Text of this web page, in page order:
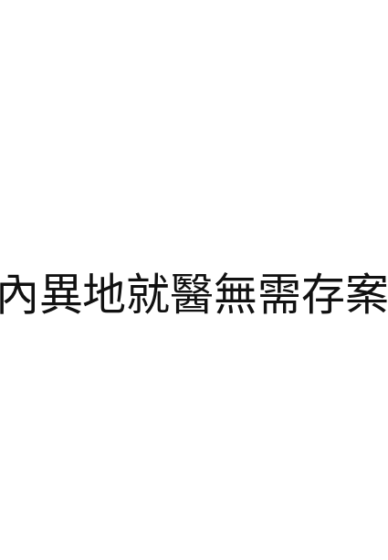
異地就醫無需存案